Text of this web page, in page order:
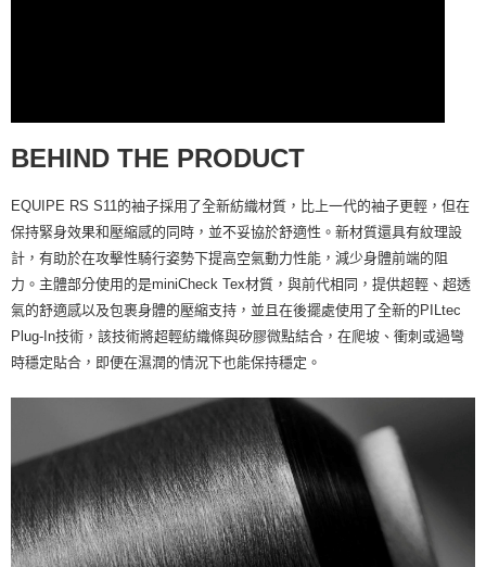
BEHIND THE PRODUCT
EQUIPE RS S11的袖子採用了全新紡織材質，比上一代的袖子更輕，但在
保持緊身效果和壓縮感的同時，並不妥協於舒適性。新材質還具有紋理設
計，有助於在攻擊性騎行姿勢下提高空氣動力性能，減少身體前端的阻
力。主體部分使用的是miniCheck Tex材質，與前代相同，提供超輕、超透
氣的舒適感以及包裹身體的壓縮支持，並且在後擺處使用了全新的PILtec
Plug-In技術，該技術將超輕紡織條與矽膠微點結合，在爬坡、衝刺或過彎
時穩定貼合，即便在濕潤的情況下也能保持穩定。